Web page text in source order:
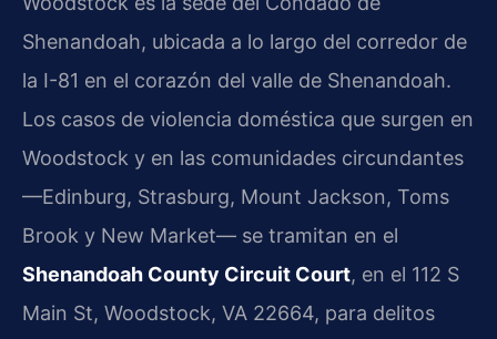
Shenandoah, ubicada a lo largo del corredor de
la I-81 en el corazón del valle de Shenandoah.
Los casos de violencia doméstica que surgen en
Woodstock y en las comunidades circundantes
—Edinburg, Strasburg, Mount Jackson, Toms
Brook y New Market— se tramitan en el
Shenandoah County Circuit Court, en el 112 S
Main St, Woodstock, VA 22664, para delitos